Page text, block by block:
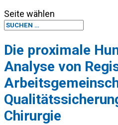
Seite wählen
Die proximale
Analyse von
Chirurgie